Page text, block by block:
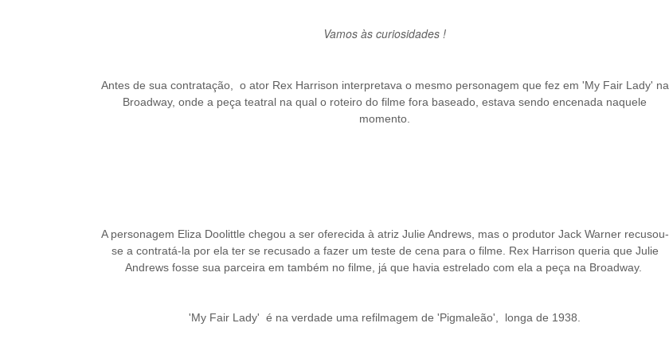
Vamos às curiosidades !
Antes de sua contratação, o ator Rex Harrison interpretava o mesmo personagem que fez em 'My Fair Lady' na
Broadway, onde a peça teatral na qual o roteiro do filme fora baseado, estava sendo encenada naquele
momento.
A personagem Eliza Doolittle chegou a ser oferecida à atriz Julie Andrews, mas o produtor Jack Warner recusou-
se a contratá-la por ela ter se recusado a fazer um teste de cena para o filme.
Rex Harrison queria que Julie
Andrews fosse sua parceira em também no filme , já que havia estrelado com ela a peça na Broadway.
'My Fair Lady' é na verdade uma refilmagem de 'Pigmaleão', longa de 1938.